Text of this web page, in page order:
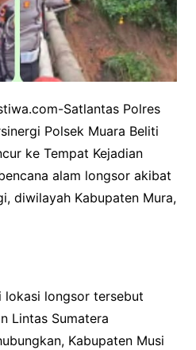
Satlantas Polres
Polsek Muara Beliti
ke Tempat Kejadian
alam longsor akibat
diwilayah Kabupaten Mura,
lokasi longsor tersebut
Lintas Sumatera
Kabupaten Musi